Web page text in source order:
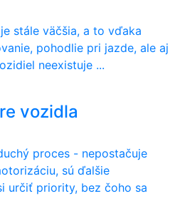
stále väčšia, a to vďaka
pohodlie pri jazde, ale aj
neexistuje ...
vozidla
proces - nepostačuje
sú ďalšie
určiť priority, bez čoho sa